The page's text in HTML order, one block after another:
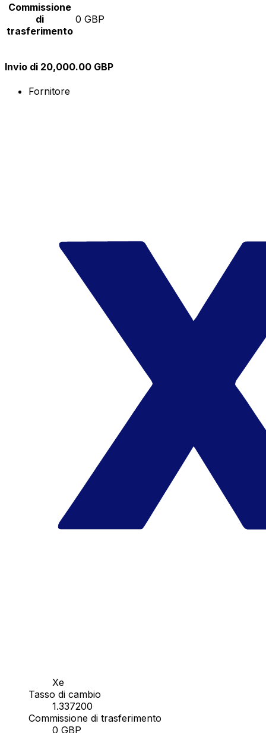
Commissione
di
trasferimento
0 GBP
Invio di 20,000.00 GBP
Fornitore
Xe
Tasso di cambio
1.337200
Commissione di trasferimento
0 GBP